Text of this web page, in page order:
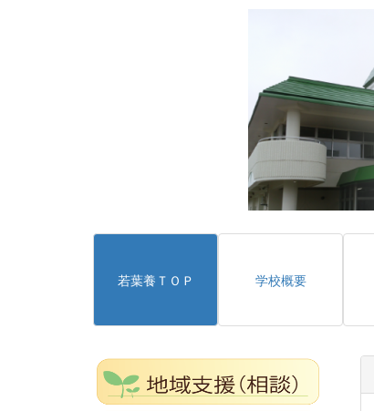
若葉養ＴＯＰ 学校概要